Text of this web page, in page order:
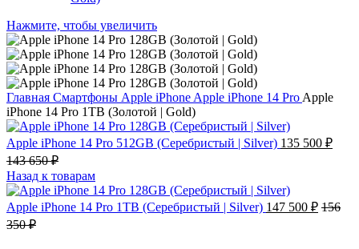
Нажмите, чтобы увеличить
Главная Смартфоны Apple iPhone Apple iPhone 14 Pro Apple
iPhone 14 Pro 1TB (Золотой | Gold)
Apple iPhone 14 Pro 512GB (Серебристый | Silver) 135 500 ₽
143 650₽
Назад к товарам
Apple iPhone 14 Pro 1TB (Серебристый | Silver) 147 500 ₽ 156
350₽